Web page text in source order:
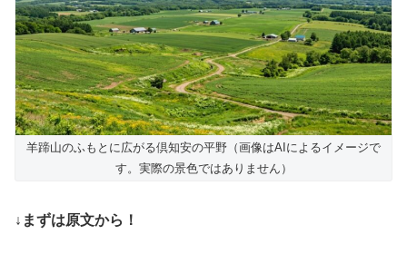
羊蹄山のふもとに広がる倶知安の平野（画像はAIによるイメージで
す。実際の景色ではありません）
↓まずは原文から！